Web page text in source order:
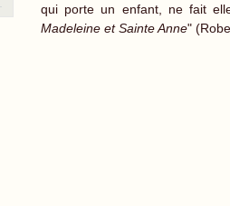
qui porte un enfant, ne fait
Madeleine et Sainte Anne"